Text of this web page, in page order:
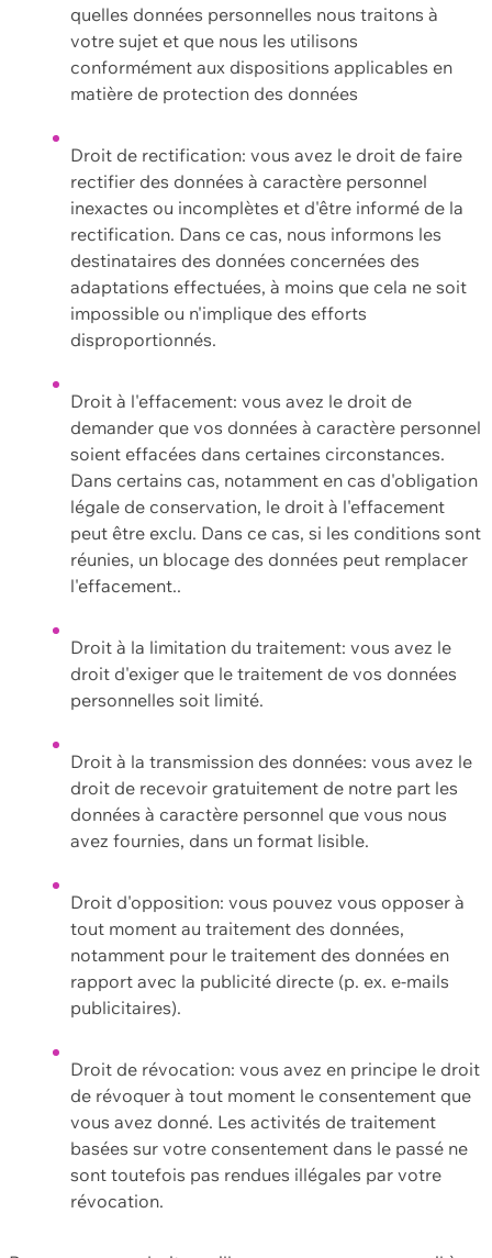
quelles données personnelles nous traitons à
votre sujet et que nous les utilisons
conformément aux dispositions applicables en
matière de protection des données
Droit de rectification: vous avez le droit de faire
rectifier des données à caractère personnel
inexactes ou incomplètes et d'être informé de la
rectification. Dans ce cas, nous informons les
destinataires des données concernées des
adaptations effectuées, à moins que cela ne soit
impossible ou n'implique des efforts
disproportionnés.
Droit à l'effacement: vous avez le droit de
demander que vos données à caractère personnel
soient effacées dans certaines circonstances.
Dans certains cas, notamment en cas d'obligation
légale de conservation, le droit à l'effacement
peut être exclu. Dans ce cas, si les conditions sont
réunies, un blocage des données peut remplacer
l'effacement..
Droit à la limitation du traitement: vous avez le
droit d'exiger que le traitement de vos données
personnelles soit limité.
Droit à la transmission des données: vous avez le
droit de recevoir gratuitement de notre part les
données à caractère personnel que vous nous
avez fournies, dans un format lisible.
Droit d'opposition: vous pouvez vous opposer à
tout moment au traitement des données,
notamment pour le traitement des données en
rapport avec la publicité directe (p. ex. e-mails
publicitaires).
Droit de révocation: vous avez en principe le droit
de révoquer à tout moment le consentement que
vous avez donné. Les activités de traitement
basées sur votre consentement dans le passé ne
sont toutefois pas rendues illégales par votre
révocation.